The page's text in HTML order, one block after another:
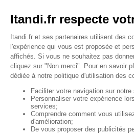
immobiliercomplexe, il est
de passer par uncourtier. Les
peuvent inclure des problèmes
revenus irréguliers ou l'achat
non standard. Dans ces cas,
connaissances d'un courtier
inestimables.